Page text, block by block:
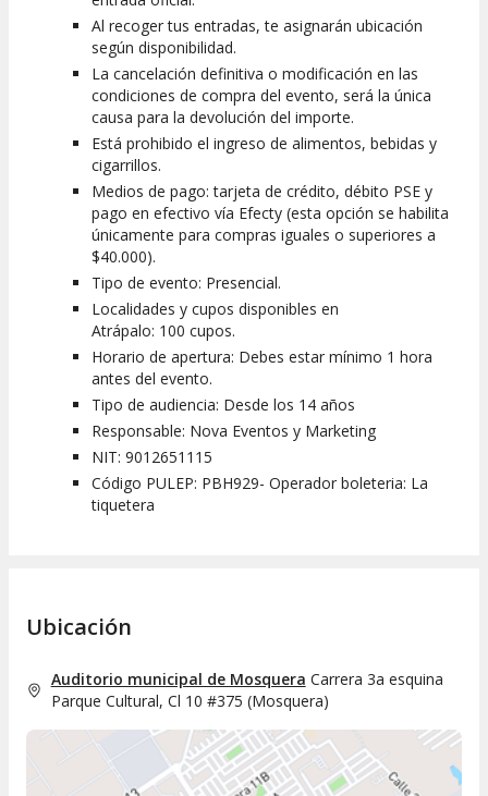
Al recoger tus entradas, te asignarán ubicación
según disponibilidad.
La cancelación definitiva o modificación en las
condiciones de compra del evento, será la única
causa para la devolución del importe.
Está prohibido el ingreso de alimentos, bebidas y
cigarrillos.
Medios de pago: tarjeta de crédito, débito PSE y
pago en efectivo vía Efecty (esta opción se habilita
únicamente para compras iguales o superiores a
$40.000).
Tipo de evento: Presencial.
Localidades y cupos disponibles en
Atrápalo: 100 cupos.
Horario de apertura: Debes estar mínimo 1 hora
antes del evento.
Tipo de audiencia: Desde los 14 años
Responsable: Nova Eventos y Marketing
NIT: 9012651115
Código PULEP: PBH929- Operador boleteria: La
tiquetera
Ubicación
Auditorio municipal de Mosquera Carrera 3a esquina
Parque Cultural, Cl 10 #375 (Mosquera)